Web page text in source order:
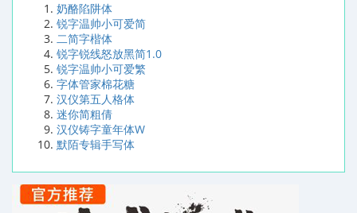
奶酪陷阱体
锐字温帅小可爱简
二简字楷体
锐字锐线怒放黑简1.0
锐字温帅小可爱繁
字体管家棉花糖
汉仪第五人格体
迷你简粗倩
汉仪铸字童年体W
默陌专辑手写体